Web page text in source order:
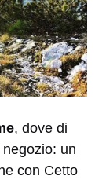
, dove di
un
con Cetto